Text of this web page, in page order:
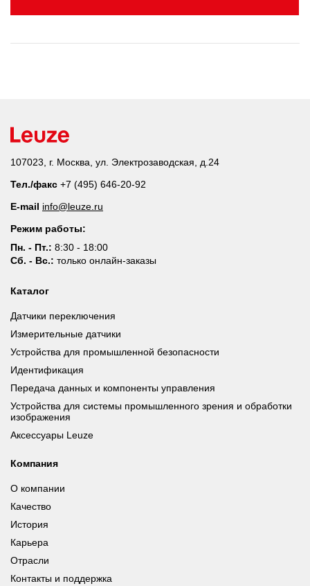
107023, г. Москва, ул. Электрозаводская, д.24
Тел./факс +7 (495) 646-20-92
E-mail info@leuze.ru
Режим работы:
Пн. - Пт.: 8:30 - 18:00
Сб. - Вс.: только онлайн-заказы
Каталог
Датчики переключения
Измерительные датчики
Устройства для промышленной безопасности
Идентификация
Передача данных и компоненты управления
Устройства для системы промышленного зрения и обработки
изображения
Аксессуары Leuze
Компания
О компании
Качество
История
Карьера
Отрасли
Контакты и поддержка